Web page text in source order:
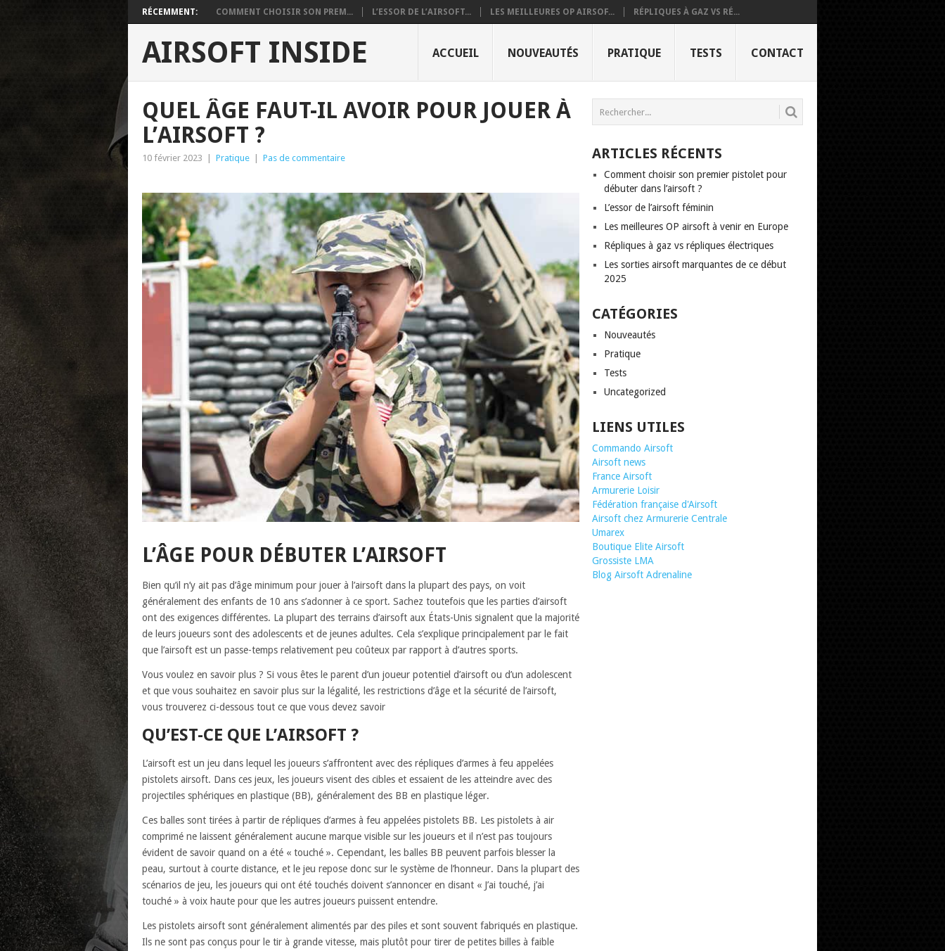
RÉCEMMENT: COMMENT CHOISIR SON PREM... L’ESSOR DE L’AIRSOFT... LES MEILLEURES OP AIRSOF... RÉPLIQUES À GAZ VS RÉ...
AIRSOFT INSIDE ACCUEIL NOUVEAUTÉS PRATIQUE TESTS CONTACT
QUEL ÂGE FAUT-IL AVOIR POUR JOUER À
L’AIRSOFT ?
10 février 2023 Pratique Pas de commentaire
L’ÂGE POUR DÉBUTER L’AIRSOFT
Bien qu’il n’y ait pas d’âge minimum pour jouer à l’airsoft dans la plupart des pays, on voit
généralement des enfants de 10 ans s’adonner à ce sport. Sachez toutefois que les parties d’airsoft
ont des exigences différentes. La plupart des terrains d’airsoft aux États-Unis signalent que la majorité
de leurs joueurs sont des adolescents et de jeunes adultes. Cela s’explique principalement par le fait
que l’airsoft est un passe-temps relativement peu coûteux par rapport à d’autres sports.
Vous voulez en savoir plus ? Si vous êtes le parent d’un joueur potentiel d’airsoft ou d’un adolescent
et que vous souhaitez en savoir plus sur la légalité, les restrictions d’âge et la sécurité de l’airsoft,
vous trouverez ci-dessous tout ce que vous devez savoir
QU’EST-CE QUE L’AIRSOFT ?
L’airsoft est un jeu dans lequel les joueurs s’affrontent avec des répliques d’armes à feu appelées
pistolets airsoft. Dans ces jeux, les joueurs visent des cibles et essaient de les atteindre avec des
projectiles sphériques en plastique (BB), généralement des BB en plastique léger.
Ces balles sont tirées à partir de répliques d’armes à feu appelées pistolets BB. Les pistolets à air
comprimé ne laissent généralement aucune marque visible sur les joueurs et il n’est pas toujours
évident de savoir quand on a été « touché ». Cependant, les balles BB peuvent parfois blesser la
peau, surtout à courte distance, et le jeu repose donc sur le système de l’honneur. Dans la plupart des
scénarios de jeu, les joueurs qui ont été touchés doivent s’annoncer en disant « J’ai touché, j’ai
touché » à voix haute pour que les autres joueurs puissent entendre.
Les pistolets airsoft sont généralement alimentés par des piles et sont souvent fabriqués en plastique.
Ils ne sont pas conçus pour le tir à grande vitesse, mais plutôt pour tirer de petites billes à faible
ARTICLES RÉCENTS
Comment choisir son premier pistolet pour
débuter dans l’airsoft ?
L’essor de l’airsoft féminin
Les meilleures OP airsoft à venir en Europe
Répliques à gaz vs répliques électriques
Les sorties airsoft marquantes de ce début
2025
CATÉGORIES
Nouveautés
Pratique
Tests
Uncategorized
LIENS UTILES
Commando Airsoft
Airsoft news
France Airsoft
Armurerie Loisir
Fédération française d'Airsoft
Airsoft chez Armurerie Centrale
Umarex
Boutique Elite Airsoft
Grossiste LMA
Blog Airsoft Adrenaline